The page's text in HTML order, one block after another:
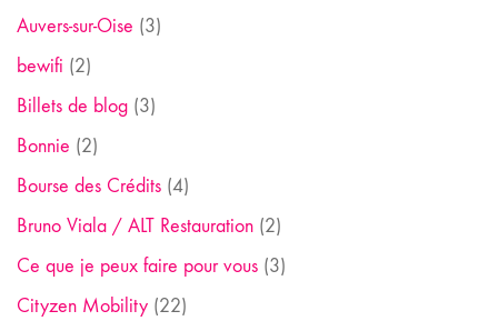
Auvers-sur-Oise (3)
bewifi (2)
Billets de blog (3)
Bonnie (2)
Bourse des Crédits (4)
Bruno Viala / ALT Restauration (2)
Ce que je peux faire pour vous (3)
Cityzen Mobility (22)